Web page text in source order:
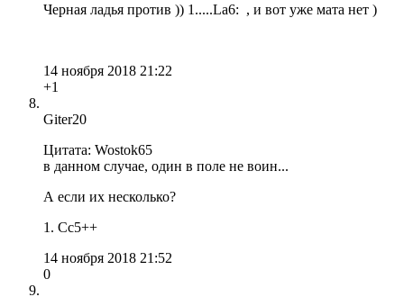
Черная ладья против )) 1.....La6: , и вот уже мата нет )
14 ноября 2018 21:22
+1
Giter20
Цитата: Wostok65
в данном случае, один в поле не воин...
А если их несколько?
1. Cc5++
14 ноября 2018 21:52
0